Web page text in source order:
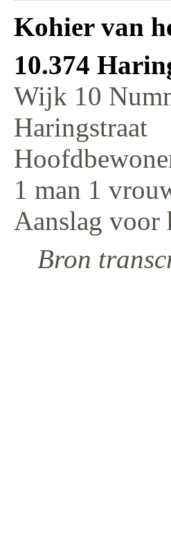
Kohier van
10.374
Wijk 10
Haringstraat
1 man 1
Aanslag voor
Bron